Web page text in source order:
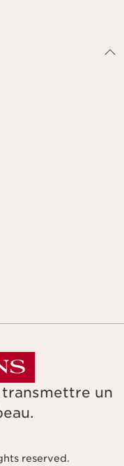
transmettre un
reserved.